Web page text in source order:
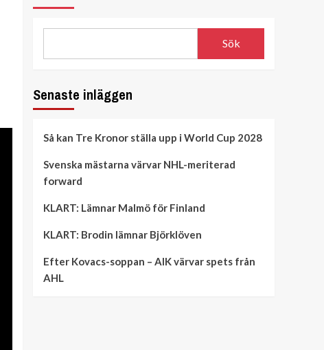
Sök
Senaste inläggen
Så kan Tre Kronor ställa upp i World Cup 2028
Svenska mästarna värvar NHL-meriterad
forward
KLART: Lämnar Malmö för Finland
KLART: Brodin lämnar Björklöven
Efter Kovacs-soppan – AIK värvar spets från
AHL